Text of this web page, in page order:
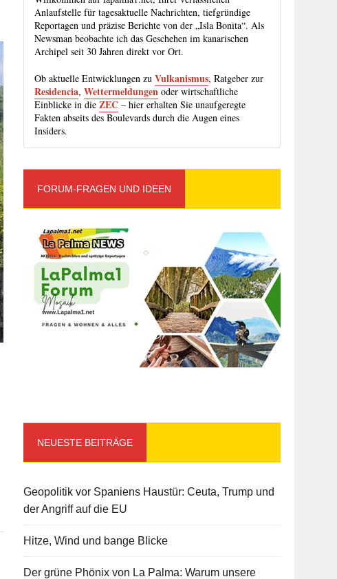
Anlaufstelle für tagesaktuelle Nachrichten, tiefgründige
Reportagen und präzise Berichte von der „Isla Bonita“. Als
Newsman beobachte ich das Geschehen im kanarischen
Archipel seit 30 Jahren direkt vor Ort.
Ob aktuelle Entwicklungen zuVulkanismus, Ratgeber zur
Residencia,Wettermeldungen oder wirtschaftliche
Einblicke in dieZEC – hier erhalten Sie unaufgeregte
Fakten abseits des Boulevards durch die Augen eines
Insiders.
FORUM-FRAGEN UND IDEEN
NEUESTE BEITRÄGE
Geopolitik vor Spaniens Haustür: Ceuta, Trump und
der Angriff auf die EU
Hitze, Wind und bange Blicke
Der grüne Phönix von La Palma: Warum unsere